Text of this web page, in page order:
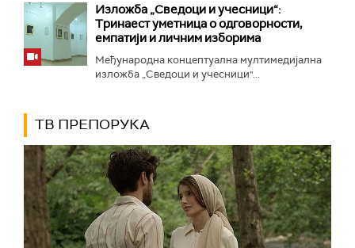
Изложба „Сведоци и учесници“:
Тринаест уметница о одговорности,
емпатији и личним изборима
Међународна концептуална мултимедијална
изложба „Сведоци и учесници"...
ТВ ПРЕПОРУКА